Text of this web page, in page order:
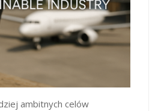
ambitnych celów